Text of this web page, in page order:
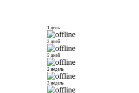
1 день
3 дней
5 дней
2 недель
3 недель